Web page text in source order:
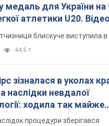
медаль для України на
атлетики U20. Відео
блискуче виступила в
44,6 т.
зізналася в уколах
наслідки невдалої
ходила так майже
процедури зберігався